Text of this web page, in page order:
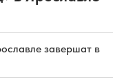
завершат в